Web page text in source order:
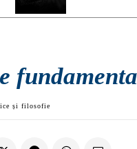
și filosofie